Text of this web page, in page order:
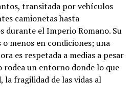
transitada por vehículos
camionetas hasta
durante el Imperio Romano. Su
o menos en condiciones; una
es respetada a medias a pesar
rodea un entorno donde lo que
la fragilidad de las vidas al